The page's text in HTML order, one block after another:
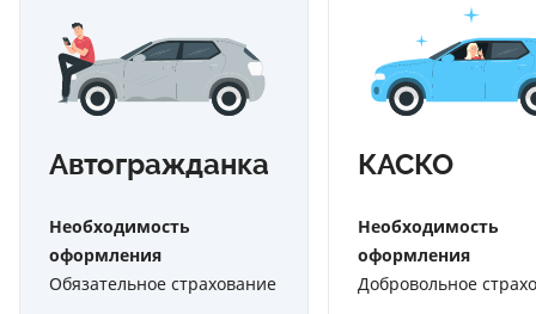
Автогражданка КАСКО
Необходимость
оформления
Обязательное страхование
Необходимость
оформления
Добровольное